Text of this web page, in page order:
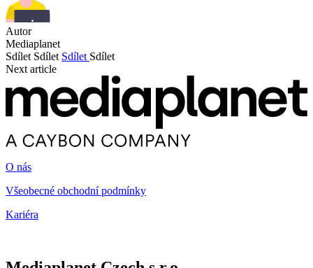
Autor
Mediaplanet
Sdílet Sdílet Sdílet Sdílet
Next article
O nás
Všeobecné obchodní podmínky
Kariéra